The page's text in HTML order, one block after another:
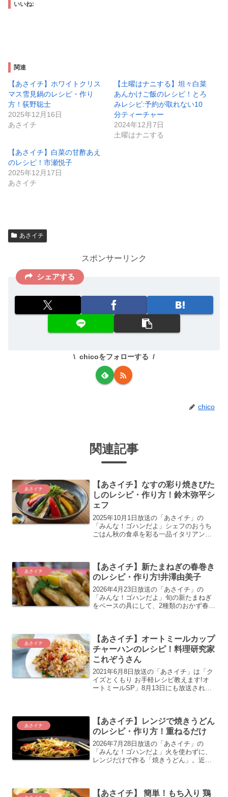
いいね:
関連
【あさイチ】ホワイトクリス
マス雪見鍋のレシピ・作り
方！荻野聡士
2025年12月16日
あさイチ
【土曜はナニする】坦々白菜
あんかけご飯のレシピ！とろ
みレシピ:予約が取れない10
分ティーチャー
2024年12月7日
土曜はナニする
【あさイチ】白菜の甘酢あえ
のレシピ！市瀬悦子
2025年12月17日
あさイチ
あさイチ
スポンサーリンク
シェアする
chicoをフォローする
chico
関連記事
あさイチ
【あさイチ】なすの彩り焼きびた
しのレシピ・作り方！鈴木弥平シ
ェフ
2025年10月1日放送の「あさイチ」の
「みんな！ゴハンだよ」シェフのおうち
ごはん秋の食卓を彩る一品イタリアンの
あさイチ
【あさイチ】新たまねぎの春巻き
のレシピ・作り方!井澤由美子
2026年4月23日放送の「あさイチ」の
「みんな！ゴハンだよ」旬の新たまねぎ
をベースの具にして、2種類のおかず春巻
あさイチ
【あさイチ】オートミールカップ
チャーハンのレシピ！料理研究家
これぞうさん
2021年6月8日放送の「あさイチ」は「ク
イズとくもり お手軽レシピ教えます!オ
ートミールSP」8月13日にも放送されま
ぞうさんのオ...
あさイチ
【あさイチ】レンジで焼きうどん
のレシピ・作り方！重ねるだけ
2026年7月28日放送の「あさイチ」の
「みんな！ゴハンだよ」火を使わずに、
レンジだけで作る「焼きうどん」。近藤
【あさイチ】 簡単！もち入り 鶏